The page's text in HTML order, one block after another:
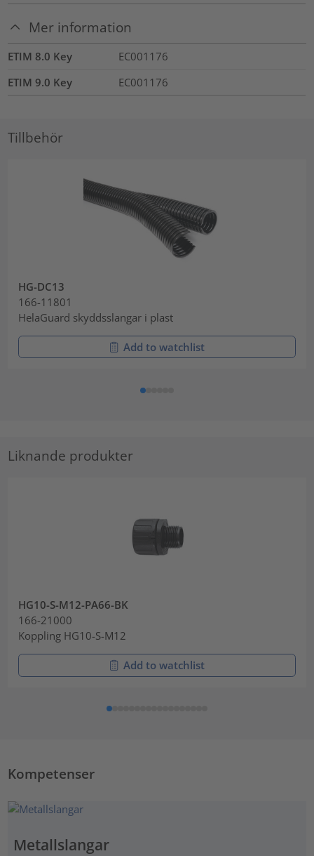
Mer information
ETIM 8.0 Key
EC001176
ETIM 9.0 Key
EC001176
Tillbehör
HG-DC13
166-11801
HelaGuard skyddsslangar i plast
Add to watchlist
Liknande produkter
HG10-S-M12-PA66-BK
166-21000
Koppling HG10-S-M12
Add to watchlist
Kompetenser
Metallslangar